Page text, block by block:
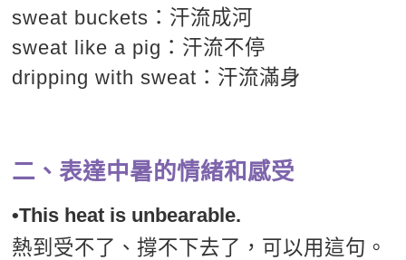
sweat buckets：汗流成河
sweat like a pig：汗流不停
dripping with sweat：汗流滿身
二、表達中暑的情緒和感受
•This heat is unbearable.
熱到受不了、撐不下去了，可以用這句。